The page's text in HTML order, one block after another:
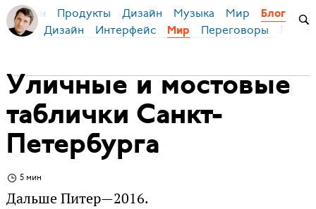
Бирман Продукты Дизайн Музыка Мир Блог
Дизайн Интерфейс Мир Переговоры
Уличные и мостовые
таблички Санкт-
Петербурга
5 мин
Дальше Питер—2016.